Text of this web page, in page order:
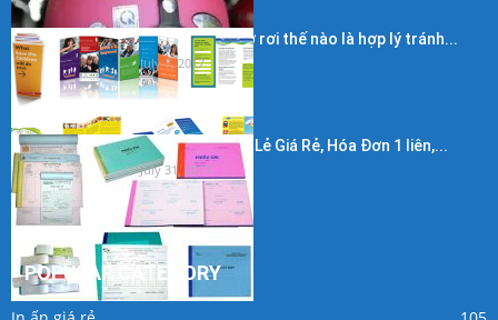
Kích thước in tờ rơi thế nào là hợp lý tránh...
July 7, 2017
In Hóa Đơn Bán Lẻ Giá Rẻ, Hóa Đơn 1 liên,...
July 31, 2017
POPULAR CATEGORY